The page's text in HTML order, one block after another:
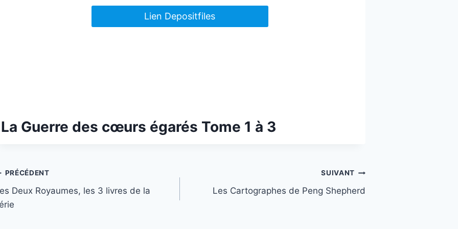
Lien Depositfiles
La Guerre des cœurs égarés Tome 1 à 3
PRÉCÉDENT
Deux Royaumes, les 3 livres de la
SUIVANT
Les Cartographes de Peng Shepherd